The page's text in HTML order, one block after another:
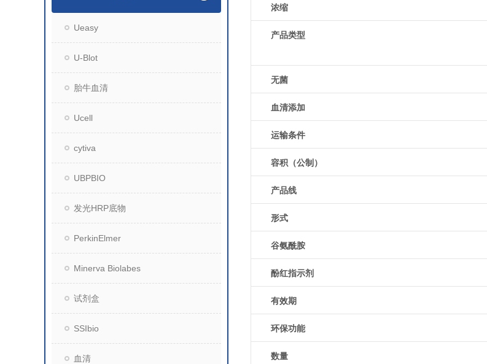
Ueasy
U-Blot
胎牛血清
Ucell
cytiva
UBPBIO
发光HRP底物
PerkinElmer
Minerva Biolabes
试剂盒
SSIbio
血清
浓缩
产品类型
无菌
血清添加
运输条件
容积（公制）
产品线
形式
谷氨酰胺
酚红指示剂
有效期
环保功能
数量